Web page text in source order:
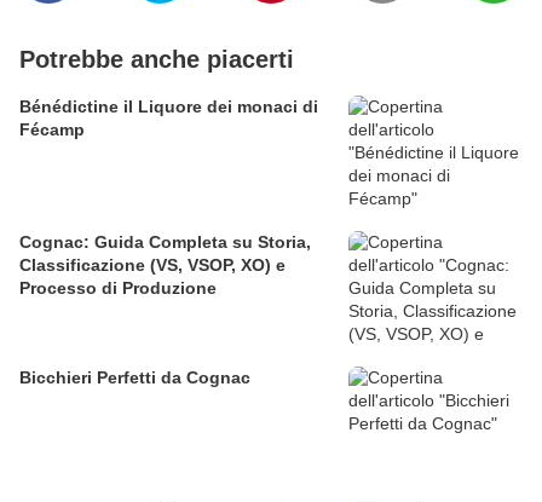
Potrebbe anche piacerti
Bénédictine il Liquore dei monaci di
Fécamp
Cognac: Guida Completa su Storia,
Classificazione (VS, VSOP, XO) e
Processo di Produzione
Bicchieri Perfetti da Cognac